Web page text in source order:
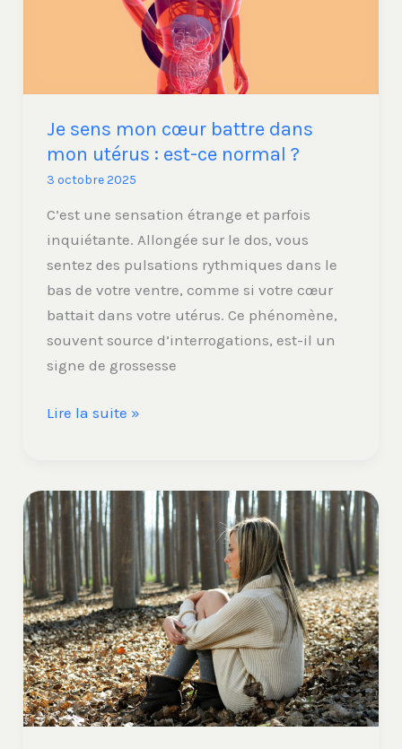
Je sens mon cœur battre dans
mon utérus : est-ce normal ?
3 octobre 2025
C’est une sensation étrange et parfois
inquiétante. Allongée sur le dos, vous
sentez des pulsations rythmiques dans le
bas de votre ventre, comme si votre cœur
battait dans votre utérus. Ce phénomène,
souvent source d’interrogations, est-il un
signe de grossesse
est-
ce
normal
?
Lire la suite »
« J’ai
pas
le
moral »
:
10
gestes
pour
aller
mieux